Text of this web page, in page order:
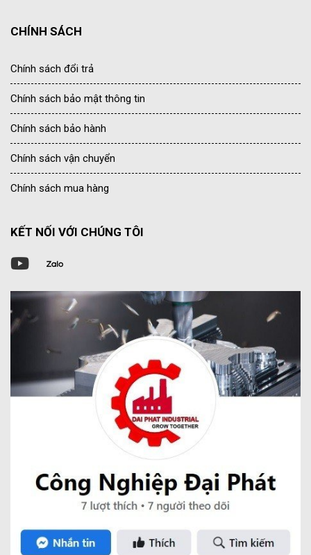
CHÍNH SÁCH
Chính sách đổi trả
Chính sách bảo mật thông tin
Chính sách bảo hành
Chính sách vận chuyển
Chính sách mua hàng
KẾT NỐI VỚI CHÚNG TÔI